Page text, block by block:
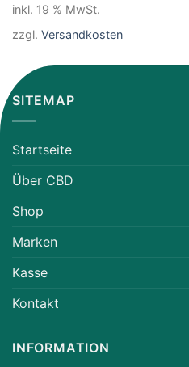
inkl. 19 % MwSt.
zzgl. Versandkosten
SITEMAP
Startseite
Über CBD
Shop
Marken
Kasse
Kontakt
INFORMATION